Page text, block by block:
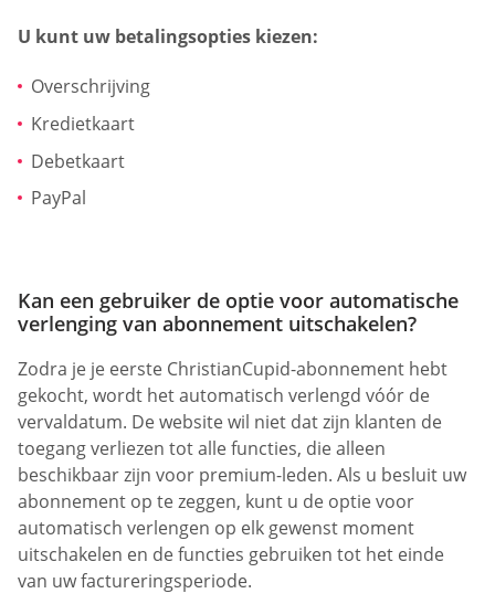
U kunt uw betalingsopties kiezen:
Overschrijving
Kredietkaart
Debetkaart
PayPal
Kan een gebruiker de optie voor automatische
verlenging van abonnement uitschakelen?
Zodra je je eerste ChristianCupid-abonnement hebt
gekocht, wordt het automatisch verlengd vóór de
vervaldatum. De website wil niet dat zijn klanten de
toegang verliezen tot alle functies, die alleen
beschikbaar zijn voor premium-leden. Als u besluit uw
abonnement op te zeggen, kunt u de optie voor
automatisch verlengen op elk gewenst moment
uitschakelen en de functies gebruiken tot het einde
van uw factureringsperiode.